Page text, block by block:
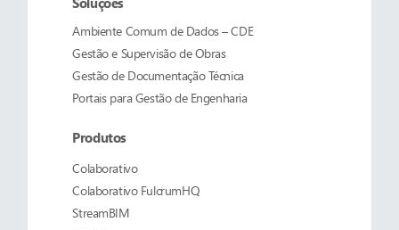
Ambiente Comum de Dados – CDE
Gestão e Supervisão de Obras
Gestão de Documentação Técnica
Portais para Gestão de Engenharia
Produtos
Colaborativo
Colaborativo FulcrumHQ
StreamBIM